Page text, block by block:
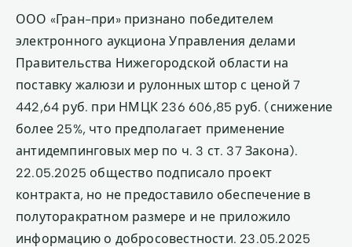
ООО «Гран-при» признано победителем
электронного аукциона Управления делами
Правительства Нижегородской области на
поставку жалюзи и рулонных штор с ценой 7
442,64 руб. при НМЦК 236 606,85 руб. (снижение
более 25%, что предполагает применение
антидемпинговых мер по ч. 3 ст. 37 Закона).
22.05.2025 общество подписало проект
контракта, но не предоставило обеспечение в
полуторакратном размере и не приложило
информацию о добросовестности. 23.05.2025